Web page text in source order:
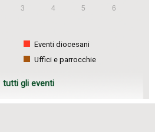
3 4 5 6
Eventi diocesani
Uffici e parrocchie
tutti gli eventi